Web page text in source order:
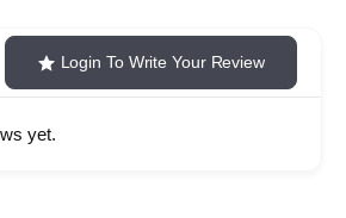
Login To Write Your Review
yet.